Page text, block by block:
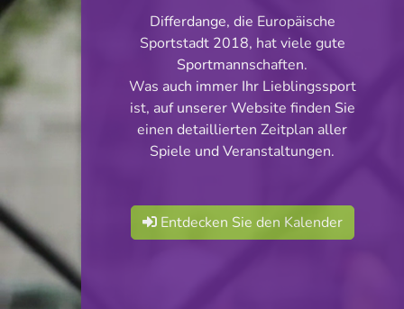
28.04.2024
16:00
Stade Jos Haupert (Terrain
synthétique)
Teilen
Cadets Cl 2 S 2
Phase 3
Differdange, die Europäische
Sportstadt 2018, hat viele gute
Sportmannschaften.
Was auch immer Ihr Lieblingssport
ist, auf unserer Website finden Sie
einen detaillierten Zeitplan aller
Spiele und Veranstaltungen.
Entdecken Sie den Kalender